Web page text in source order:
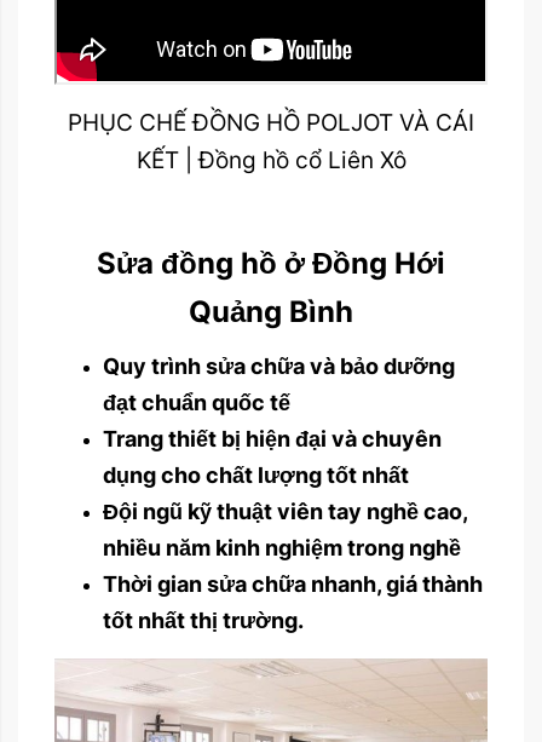
PHỤC CHẾ ĐỒNG HỒ POLJOT VÀ CÁI
KẾT | Đồng hồ cổ Liên Xô
Sửa đồng hồ ở Đồng Hới
Quảng Bình
Quy trình sửa chữa và bảo dưỡng
đạt chuẩn quốc tế
Trang thiết bị hiện đại và chuyên
dụng cho chất lượng tốt nhất
Đội ngũ kỹ thuật viên tay nghề cao,
nhiều năm kinh nghiệm trong nghề
Thời gian sửa chữa nhanh, giá thành
tốt nhất thị trường.